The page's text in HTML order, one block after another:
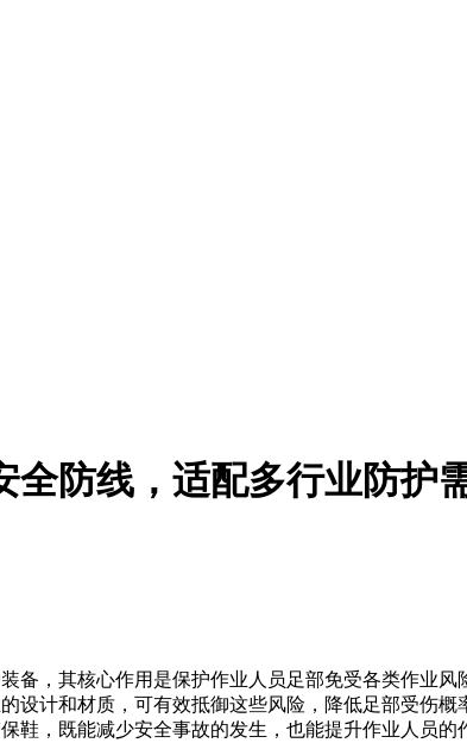
全防线，适配多行业防护
备，其核心作用是保护作业人员足部免受各类作业
设计和材质，可有效抵御这些风险，降低足部受伤
鞋，既能减少安全事故的发生，也能提升作业人员